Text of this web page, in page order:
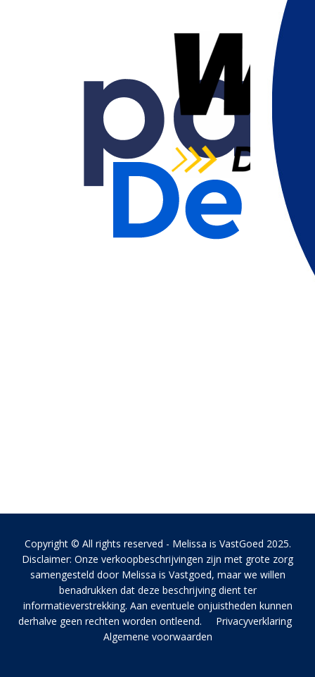
Copyright © All rights reserved - Melissa is VastGoed 2025.
Disclaimer: Onze verkoopbeschrijvingen zijn met grote zorg
samengesteld door Melissa is Vastgoed, maar we willen
benadrukken dat deze beschrijving dient ter
informatieverstrekking. Aan eventuele onjuistheden kunnen
derhalve geen rechten worden ontleend.
Privacyverklaring
Algemene voorwaarden